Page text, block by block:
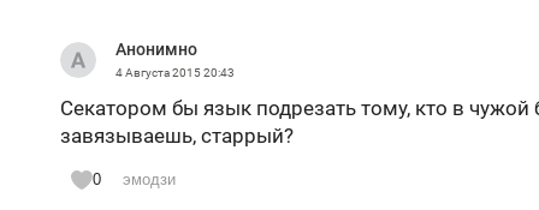
Анонимно
4 Августа 201520:43
Секатором бы язык подрезать тому, кто в
завязываешь, старрый?
0 эмодзи